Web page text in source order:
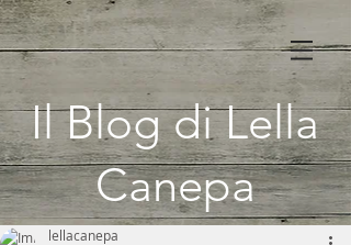
Il Blog di Lella
Canepa
lellacanepa